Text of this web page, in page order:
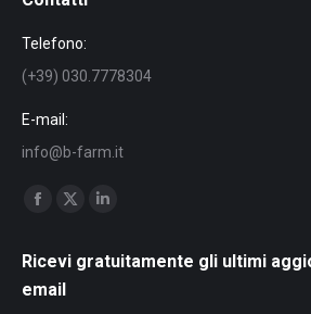
Telefono:
(+39) 030.7778304
E-mail:
info@b-farm.it
Find us on:
Facebook
opens
in
X
opensopens
Ricevi gratuitamente gli ultimi
email